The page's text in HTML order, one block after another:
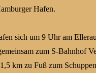
Hafen.
sich um 9 Uhr am
zum S-Bahnhof
km zu Fuß zum